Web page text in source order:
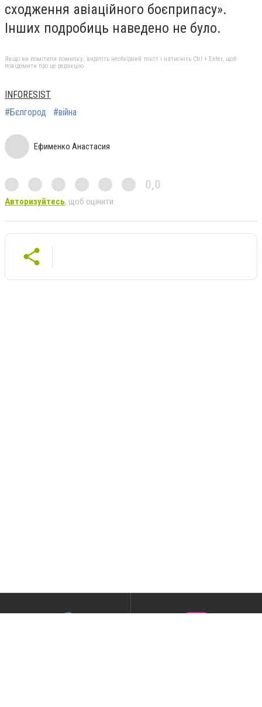
сходження авіаційного боєприпасу».
Інших подробиць наведено не було.
Якщо ви помітили помилку, виділіть необхідний текст і натисніть Ctrl + Enter, щоб
повідомити про це редакцію
INFORESIST
#Бєлгород
#війна
Ефименко Анастасия
0,0
Авторизуйтесь, щоб оцінити